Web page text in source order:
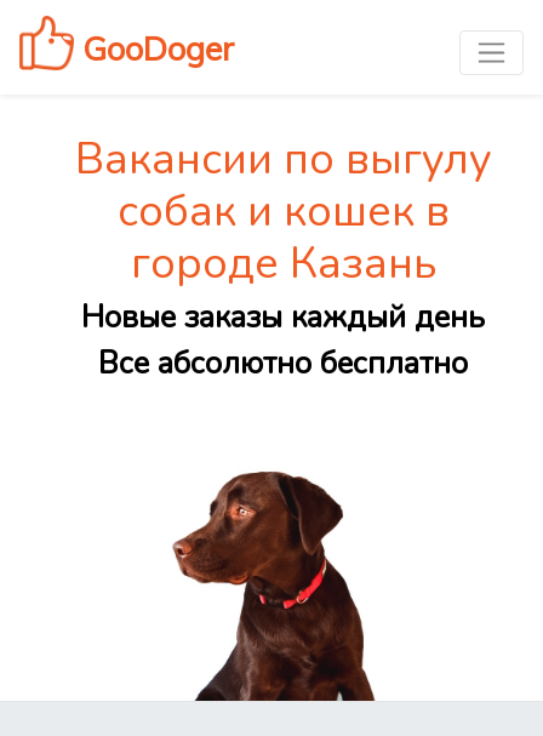
GooDoger
Вакансии по выгулу
собак и кошек в
городе Казань
Новые заказы каждый день
Все абсолютно бесплатно